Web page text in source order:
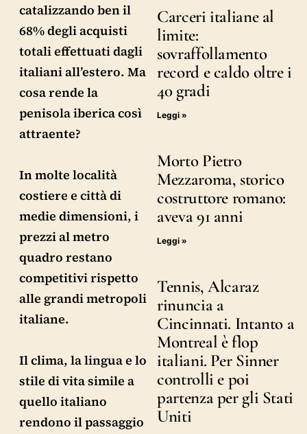
catalizzando ben il
68% degli acquisti
totali effettuati dagli
italiani all’estero. Ma
cosa rende la
penisola iberica così
attraente?
In molte località
costiere e città di
medie dimensioni, i
prezzi al metro
quadro restano
competitivi rispetto
alle grandi metropoli
italiane.
Il clima, la lingua e lo
stile di vita simile a
quello italiano
rendono il passaggio
Carceri italiane al
limite:
sovraffollamento
record e caldo oltre i
40 gradi
Leggi »
Morto Pietro
Mezzaroma, storico
costruttore romano:
aveva 91 anni
Leggi »
Tennis, Alcaraz
rinuncia a
Cincinnati. Intanto a
Montreal è flop
italiani. Per Sinner
controlli e poi
partenza per gli Stati
Uniti